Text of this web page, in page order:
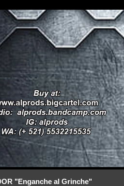
"Enganche al Grinche"